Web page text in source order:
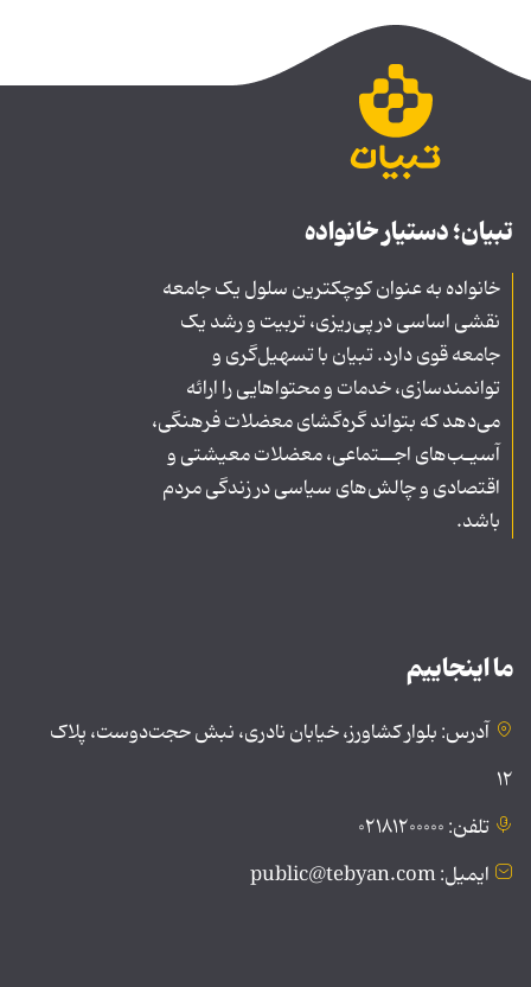
تبیان؛ دستیار خانواده
خانواده به عنوان کوچکترین سلول یک جامعه
نقشی اساسی در پی‌ریزی، تربیت و رشد یک
جامعه قوی دارد. تبیان با تسهیل‌گری و
توانمندسازی، خدمات و محتواهایی را ارائه
می‌دهد که بتواند گره‌گشای معضلات فرهنگی،
آسیـب‌های اجــتماعی، معضلات معیشتی و
اقتصادی و چالش‌های سیاسی در زندگی مردم
باشد.
ما اینجاییم
آدرس: بلوار کشاورز، خیابان نادری، نبش حجت‌دوست، پلاک
۱۲
تلفن: ۰۲۱۸۱۲۰۰۰۰۰
ایمیل: public@tebyan.com